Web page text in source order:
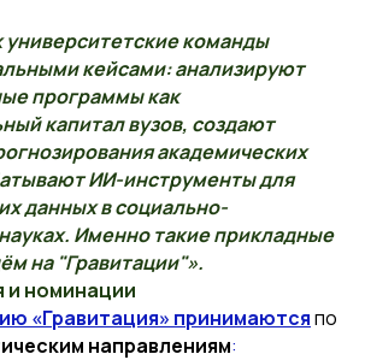
команды
кейсами: анализируют
программы как
капитал вузов, создают
академических
ИИ-инструменты для
данных в социально-
Именно такие прикладные
на "Гравитации"».
и номинации
«Гравитация» принимаютсяпо
направлениям: